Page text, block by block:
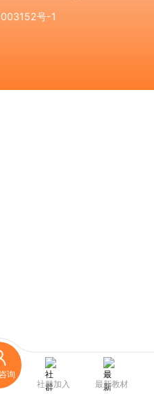
号-1
询
社群加入
最新教材